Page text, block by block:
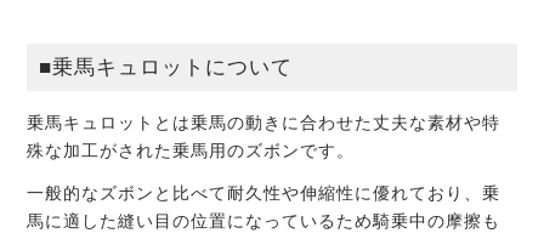
■乗馬キュロットについて
乗馬キュロットとは乗馬の動きに合わせた丈夫な素材や特
殊な加工がされた乗馬用のズボンです。
一般的なズボンと比べて耐久性や伸縮性に優れており、乗
馬に適した縫い目の位置になっているため騎乗中の摩擦も